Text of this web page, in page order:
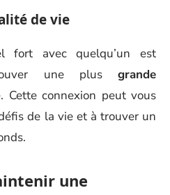
de vie
fort avec quelqu’un est
une plus grande
Cette connexion peut vous
de la vie et à trouver un
une